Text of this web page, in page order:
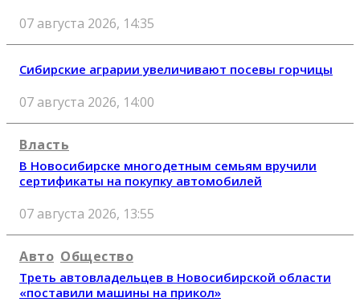
07 августа 2026, 14:35
Сибирские аграрии увеличивают посевы горчицы
07 августа 2026, 14:00
Власть
В Новосибирске многодетным семьям вручили
сертификаты на покупку автомобилей
07 августа 2026, 13:55
Авто Общество
Треть автовладельцев в Новосибирской области
«поставили машины на прикол»